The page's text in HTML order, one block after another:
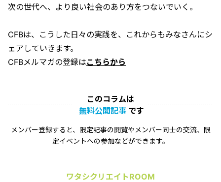
次の世代へ、より良い社会のあり方をつないでいく。
CFBは、こうした日々の実践を、これからもみなさんにシ
ェアしていきます。
CFBメルマガの登録はこちらから
このコラムは
無料公開記事 です
メンバー登録すると、限定記事の閲覧やメンバー同士の交流、限
定イベントへの参加などができます。
ワタシクリエイトROOM